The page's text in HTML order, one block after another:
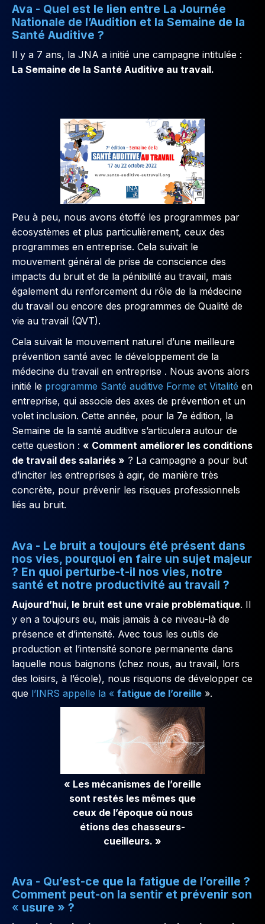
Ava - Quel est le lien entre La Journée
Nationale de l’Audition et la Semaine de la
Santé Auditive ?
Il y a 7 ans, la JNA a initié une campagne intitulée :
La Semaine de la Santé Auditive au travail.
Peu à peu, nous avons étoffé les programmes par
écosystèmes et plus particulièrement, ceux des
programmes en entreprise. Cela suivait le
mouvement général de prise de conscience des
impacts du bruit et de la pénibilité au travail, mais
également du renforcement du rôle de la médecine
du travail ou encore des programmes de Qualité de
vie au travail (QVT).
Cela suivait le mouvement naturel d’une meilleure
prévention santé avec le développement de la
médecine du travail en entreprise . Nous avons alors
initié le programme Santé auditive Forme et Vitalité en
entreprise, qui associe des axes de prévention et un
volet inclusion. Cette année, pour la 7e édition, la
Semaine de la santé auditive s’articulera autour de
cette question : « Comment améliorer les conditions
de travail des salariés » ? La campagne a pour but
d’inciter les entreprises à agir, de manière très
concrète, pour prévenir les risques professionnels
liés au bruit.
Ava - Le bruit a toujours été présent dans
nos vies, pourquoi en faire un sujet majeur
? En quoi perturbe-t-il nos vies, notre
santé et notre productivité au travail ?
Aujourd’hui, le bruit est une vraie problématique. Il
y en a toujours eu, mais jamais à ce niveau-là de
présence et d’intensité. Avec tous les outils de
production et l’intensité sonore permanente dans
laquelle nous baignons (chez nous, au travail, lors
des loisirs, à l’école), nous risquons de développer ce
que l’INRS appelle la « fatigue de l’oreille ».
« Les mécanismes de l’oreille
sont restés les mêmes que
ceux de l’époque où nous
étions des chasseurs-
cueilleurs. »
Ava - Qu’est-ce que la fatigue de l’oreille ?
Comment peut-on la sentir et prévenir son
« usure » ?